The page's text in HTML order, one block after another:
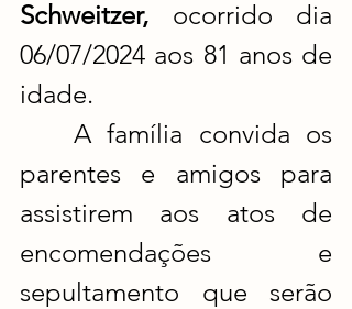
Schweitzer, ocorrido dia
06/07/2024 aos 81 anos de
idade.
parentes e amigos para
assistirem aos atos de
encomendações e
sepultamento que serão